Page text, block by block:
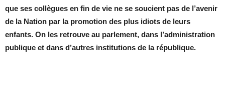
que ses collègues en fin de vie ne se soucient pas de l’avenir
de la Nation par la promotion des plus idiots de leurs
enfants. On les retrouve au parlement, dans l’administration
publique et dans d’autres institutions de la république.